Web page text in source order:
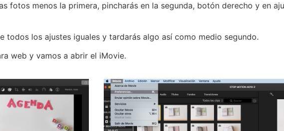
fotos menos la primera, pincharás en la segunda, botón derecho y en
todos los ajustes iguales y tardarás algo así como medio segundo.
web y vamos a abrir el iMovie.